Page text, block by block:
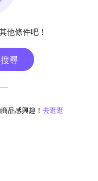
他條件吧！
尋
品感興趣！ 去逛逛